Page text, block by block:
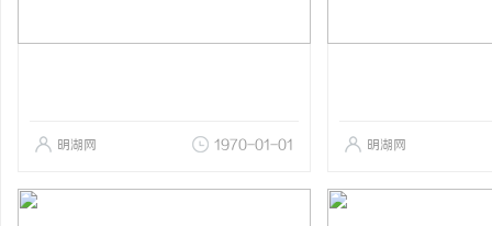
明湖网 1970-01-01 明湖网